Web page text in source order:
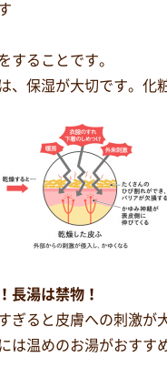
することです。
、保湿が大切です。化
長湯は禁物！
ぎると皮膚への刺激が
は温めのお湯がおすす